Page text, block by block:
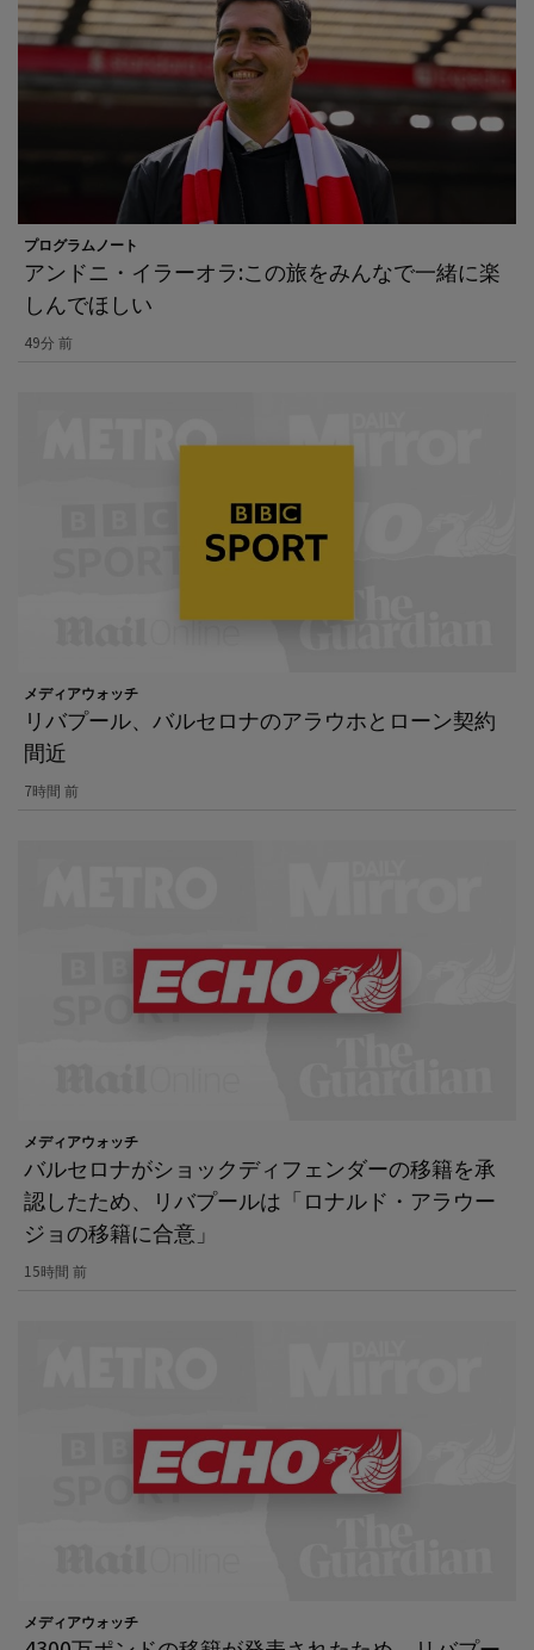
プログラムノート
アンドニ・イラーオラ:この旅をみんなで一緒に楽
しんでほしい
49分 前
メディアウォッチ
リバプール、バルセロナのアラウホとローン契約
間近
7時間 前
メディアウォッチ
バルセロナがショックディフェンダーの移籍を承
認したため、リバプールは「ロナルド・アラウー
ジョの移籍に合意」
15時間 前
メディアウォッチ